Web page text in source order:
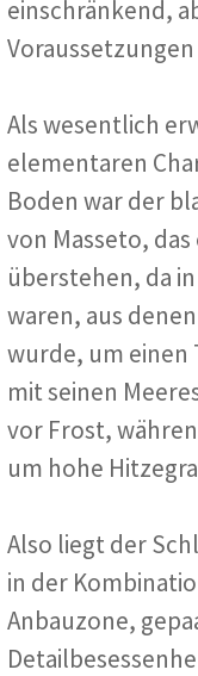
einschränkend,
Als wesentlich
elementaren
Boden war der
von Masseto,
überstehen, da
waren, aus
wurde, um einen
mit seinen
vor Frost,
um hohe
Also liegt der
in der
Anbauzone,